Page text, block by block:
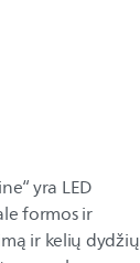
yra LED
formos ir
ir kelių dydžių